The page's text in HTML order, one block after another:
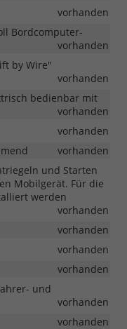
vorhanden
Bordcomputer-
vorhanden
by Wire"
vorhanden
bedienbar mit
vorhanden
vorhanden
vorhanden
und Starten
Mobilgerät. Für die
werden
vorhanden
vorhanden
vorhanden
vorhanden
und
vorhanden
vorhanden